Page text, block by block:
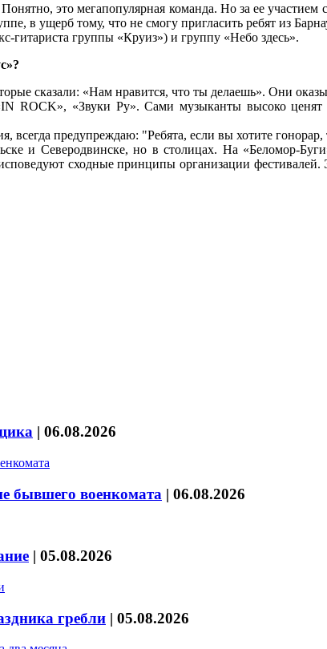
это мегапопулярная команда. Но за ее
в ущерб тому, что не смогу пригласить ребят из
гитариста группы «Круиз») и группу «Небо здесь».
сказали: «Нам нравится, что ты делаешь». Они
ROCK», «Звуки Ру». Сами музыканты высоко
всегда предупреждаю: "Ребята, если вы хотите гонорар,
и Северодвинске, но в столицах. На «Беломор-
сходные принципы организации
| 06.08.2026
бывшего военкомата | 06.08.2026
| 05.08.2026
гребли | 05.08.2026